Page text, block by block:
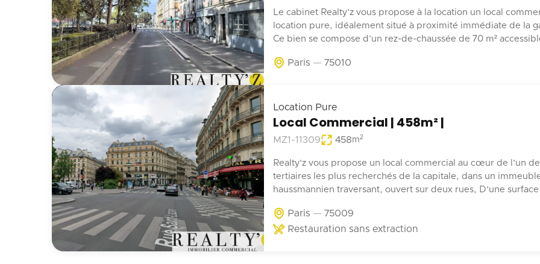
Le cabinet Realty’z vous propose à la location un local
location pure, idéalement situé à proximité immédiate de la
Ce bien se compose d’un rez-de-chaussée de 70 m²
emplacements de stationnement en sous-sol complètent ce
Paris 75010
Location Pure
Local Commercial | 458m² |
MZ1-11309 458m2
Realty'z vous propose un local commercial au cœur de l'un
tertiaires les plus recherchés de la capitale, dans un
haussmannien traversant, ouvert sur deux rues, D'une
complémentaire, ce bien offre une belle hauteur sous plafond,
vitrine offrant une visibilité premium, et une réelle flexibilité
Paris
75009
Restauration sans extraction